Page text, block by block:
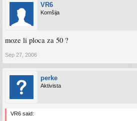
VR6
Komšija
moze li ploca za 50 ?
Sep 27, 2006
perke
Aktivista
VR6 said: